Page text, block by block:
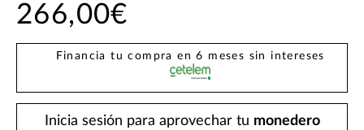
266,00€
Financia tu compra en 6 meses sin intereses
Inicia sesión para aprovechar tu monedero